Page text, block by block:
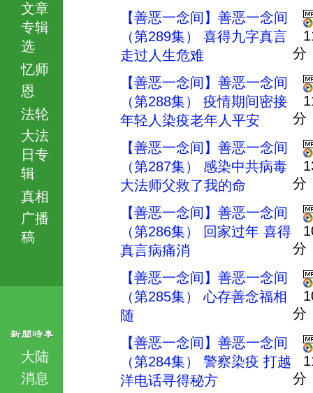
文章
专辑
选
忆师
恩
法轮
大法
日专
辑
真相
广播
稿
大陆
消息
【善恶一念间】善恶一念间
（第289集） 喜得九字真言
走过人生危难
分
【善恶一念间】善恶一念间
（第288集） 疫情期间密接
年轻人染疫老年人平安
分
【善恶一念间】善恶一念间
（第287集） 感染中共病毒
大法师父救了我的命
分
【善恶一念间】善恶一念间
（第286集） 回家过年 喜得
真言病痛消
分
【善恶一念间】善恶一念间
（第285集） 心存善念福相
随
分
【善恶一念间】善恶一念间
（第284集） 警察染疫 打越
洋电话寻得秘方
分